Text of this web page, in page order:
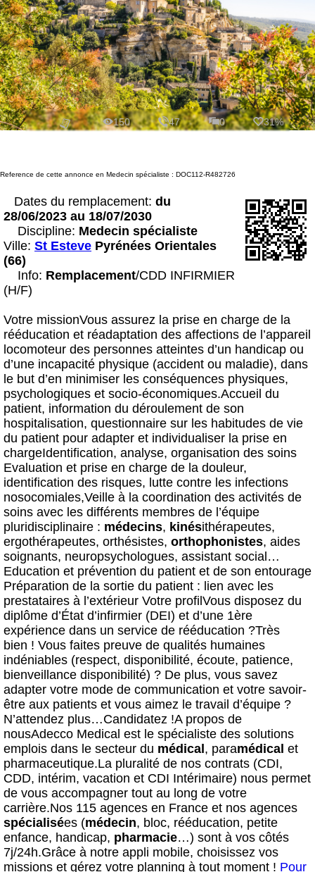
150 47 0 31%
Reference de cette annonce en Medecin spécialiste : DOC112-R482726
Dates du remplacement: du
28/06/2023 au 18/07/2030
Discipline: Medecin spécialiste
Ville: St Esteve Pyrénées Orientales
(66)
Info: Remplacement/CDD INFIRMIER
(H/F)
Votre missionVous assurez la prise en charge de la
rééducation et réadaptation des affections de l’appareil
locomoteur des personnes atteintes d’un handicap ou
d’une incapacité physique (accident ou maladie), dans
le but d’en minimiser les conséquences physiques,
psychologiques et socio-économiques.Accueil du
patient, information du déroulement de son
hospitalisation, questionnaire sur les habitudes de vie
du patient pour adapter et individualiser la prise en
chargeIdentification, analyse, organisation des soins
Evaluation et prise en charge de la douleur,
identification des risques, lutte contre les infections
nosocomiales,Veille à la coordination des activités de
soins avec les différents membres de l’équipe
pluridisciplinaire : médecins, kinésithérapeutes,
ergothérapeutes, orthésistes, orthophonistes, aides
soignants, neuropsychologues, assistant social…
Education et prévention du patient et de son entourage
Préparation de la sortie du patient : lien avec les
prestataires à l’extérieur Votre profilVous disposez du
diplôme d’État d’infirmier (DEI) et d’une 1ère
expérience dans un service de rééducation ?Très
bien ! Vous faites preuve de qualités humaines
indéniables (respect, disponibilité, écoute, patience,
bienveillance disponibilité) ? De plus, vous savez
adapter votre mode de communication et votre savoir-
être aux patients et vous aimez le travail d’équipe ?
N’attendez plus…Candidatez !A propos de
nousAdecco Medical est le spécialiste des solutions
emplois dans le secteur du médical , paramédical et
pharmaceutique.La pluralité de nos contrats (CDI,
CDD, intérim, vacation et CDI Intérimaire) nous permet
de vous accompagner tout au long de votre
carrière.Nos 115 agences en France et nos agences
spécialisées (médecin, bloc, rééducation, petite
enfance, handicap, pharmacie…) sont à vos côtés
7j/24h.Grâce à notre appli mobile, choisissez vos
missions et gérez votre planning à tout moment ! Pour